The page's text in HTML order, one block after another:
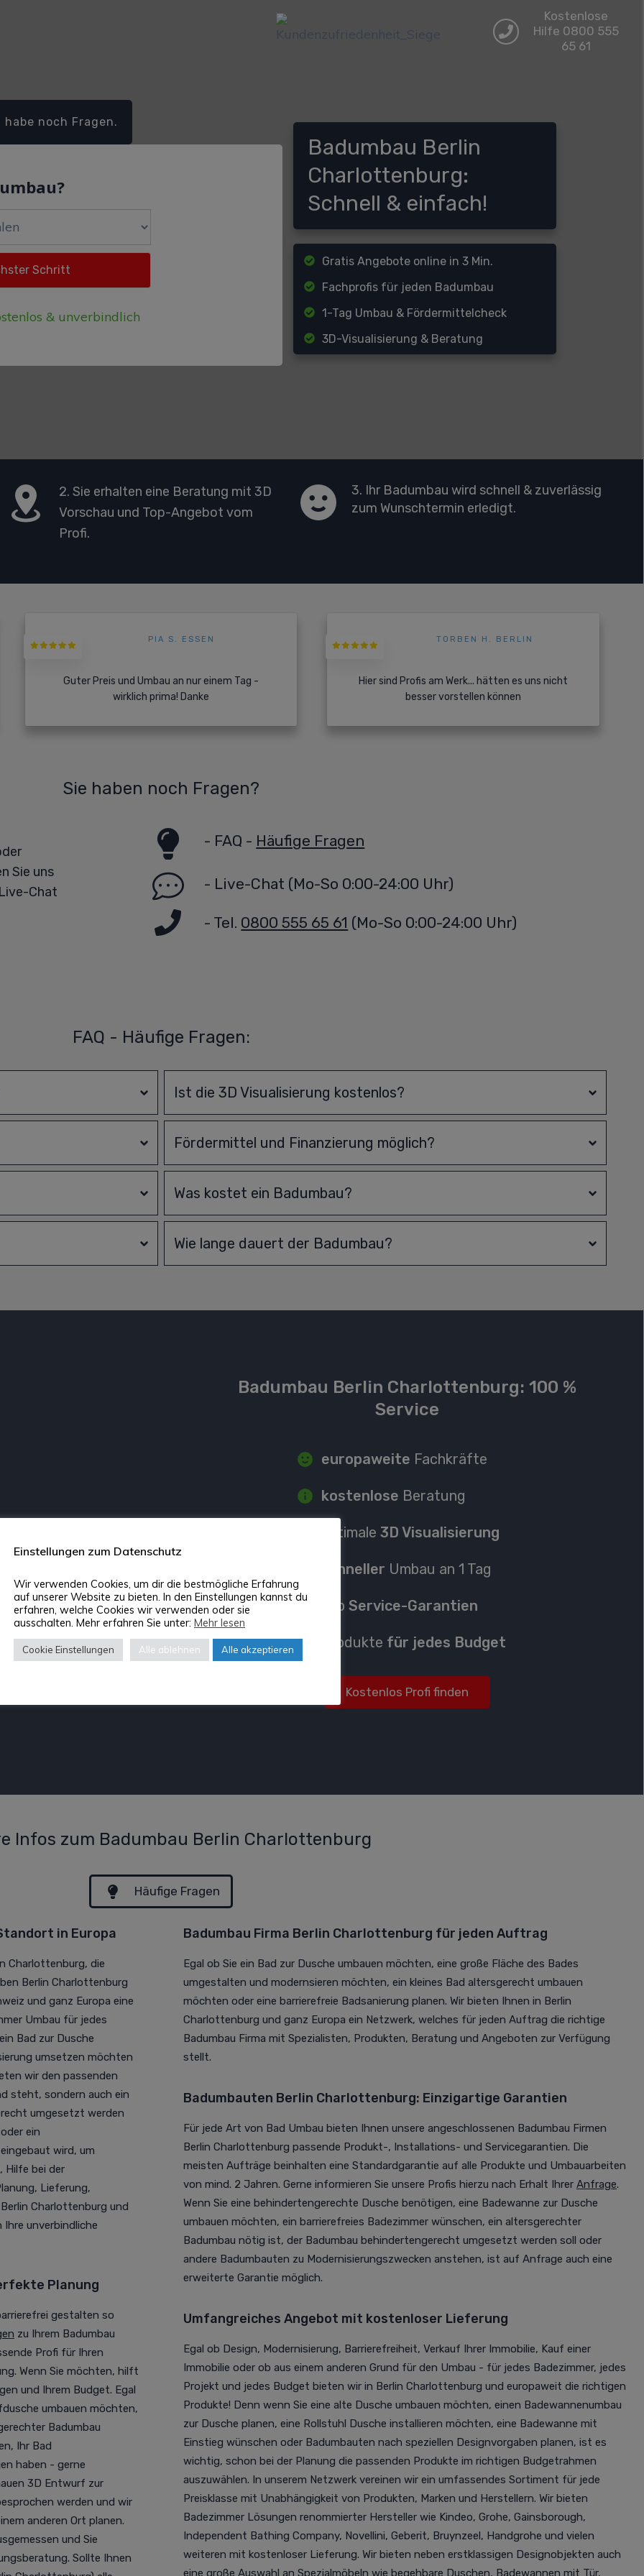
Kostenlose
Hilfe 0800 555
65 61
habe noch Fragen.
& unverbindlich
Badumbau Berlin
Charlottenburg:
Schnell & einfach!
Gratis Angebote online in 3 Min.
Fachprofis für jeden Badumbau
1-Tag Umbau & Fördermittelcheck
3D-Visualisierung & Beratung
2. Sie erhalten eine Beratung mit 3D
Vorschau und Top-Angebot vom
Profi.
3. Ihr Badumbau wird schnell & zuverlässig
zum Wunschtermin erledigt.
PIA S. ESSEN
Guter Preis und Umbau an nur einem Tag -
wirklich prima! Danke
TORBEN H. BERLIN
Hier sind Profis am Werk... hätten es uns nicht
besser vorstellen können
Sie haben noch Fragen?
Sie uns
Chat
- FAQ - Häufige Fragen
- Live-Chat (Mo-So 0:00-24:00 Uhr)
- Tel. 0800 555 65 61 (Mo-So 0:00-24:00 Uhr)
FAQ - Häufige Fragen:
Ist die 3D Visualisierung kostenlos?
Fördermittel und Finanzierung möglich?
Was kostet ein Badumbau?
Wie lange dauert der Badumbau?
Badumbau Berlin Charlottenburg: 100 %
Service
europaweite Fachkräfte
kostenlose Beratung
optimale 3D Visualisierung
schneller Umbau an 1 Tag
Top Service-Garantien
rodukte für jedes Budget
Kostenlos Profi finden
Infos zum Badumbau Berlin Charlottenburg
Häufige Fragen
in Europa
Charlottenburg, die
Berlin Charlottenburg
und ganz Europa eine
Umbau für jedes
Bad zur Dusche
umsetzen möchten
wir den passenden
steht, sondern auch ein
umgesetzt werden
ein
wird, um
Hilfe bei der
Lieferung,
Charlottenburg und
Ihre unverbindliche
Planung
gestalten so
zu Ihrem Badumbau
Profi für Ihren
Wenn Sie möchten, hilft
und Ihrem Budget. Egal
umbauen möchten,
Badumbau
Ihr Bad
haben - gerne
3D Entwurf zur
werden und wir
anderen Ort planen.
und Sie
Sollte Ihnen
Badumbau Firma Berlin Charlottenburg für jeden Auftrag
Egal ob Sie ein Bad zur Dusche umbauen möchten, eine große Fläche des Bades
umgestalten und modernsieren möchten, ein kleines Bad altersgerecht umbauen
möchten oder eine barrierefreie Badsanierung planen. Wir bieten Ihnen in Berlin
Charlottenburg und ganz Europa ein Netzwerk, welches für jeden Auftrag die richtige
Badumbau Firma mit Spezialisten, Produkten, Beratung und Angeboten zur Verfügung
stellt.
Badumbauten Berlin Charlottenburg: Einzigartige Garantien
Für jede Art von Bad Umbau bieten Ihnen unsere angeschlossenen Badumbau Firmen
Berlin Charlottenburg passende Produkt-, Installations- und Servicegarantien. Die
meisten Aufträge beinhalten eine Standardgarantie auf alle Produkte und Umbauarbeiten
von mind. 2 Jahren. Gerne informieren Sie unsere Profis hierzu nach Erhalt Ihrer Anfrage.
Wenn Sie eine behindertengerechte Dusche benötigen, eine Badewanne zur Dusche
umbauen möchten, ein barrierefreies Badezimmer wünschen, ein altersgerechter
Badumbau nötig ist, der Badumbau behindertengerecht umgesetzt werden soll oder
andere Badumbauten zu Modernisierungszwecken anstehen, ist auf Anfrage auch eine
erweiterte Garantie möglich.
Umfangreiches Angebot mit kostenloser Lieferung
Egal ob Design, Modernisierung, Barrierefreiheit, Verkauf Ihrer Immobilie, Kauf einer
Immobilie oder ob aus einem anderen Grund für den Umbau - für jedes Badezimmer, jedes
Projekt und jedes Budget bieten wir in Berlin Charlottenburg und europaweit die richtigen
Produkte! Denn wenn Sie eine alte Dusche umbauen möchten, einen Badewannenumbau
zur Dusche planen, eine Rollstuhl Dusche installieren möchten, eine Badewanne mit
Einstieg wünschen oder Badumbauten nach speziellen Designvorgaben planen, ist es
wichtig, schon bei der Planung die passenden Produkte im richtigen Budgetrahmen
auszuwählen. In unserem Netzwerk vereinen wir ein umfassendes Sortiment für jede
Preisklasse mit Unabhängigkeit von Produkten, Marken und Herstellern. Wir bieten
Badezimmer Lösungen renommierter Hersteller wie Kindeo, Grohe, Gainsborough,
Independent Bathing Company, Novellini, Geberit, Bruynzeel, Handgrohe und vielen
weiteren mit kostenloser Lieferung. Wir bieten neben erstklassigen Designobjekten auch
eine große Auswahl an Spezialmöbeln wie begehbare Duschen, Badewannen mit Tür,
Einstellungen zum Datenschutz
Wir verwenden Cookies, um dir die bestmögliche Erfahrung
auf unserer Website zu bieten. In den Einstellungen kannst du
erfahren, welche Cookies wir verwenden oder sie
ausschalten. Mehr erfahren Sie unter: Mehr lesen
Cookie Einstellungen Alle ablehnen Alle akzeptieren